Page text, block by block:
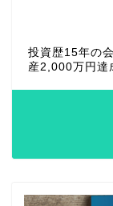
投資歴15年の
産2,000万円達